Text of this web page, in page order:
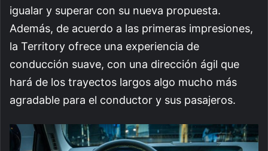
igualar y superar con su nueva propuesta.
Además, de acuerdo a las primeras impresiones,
la Territory ofrece una experiencia de
conducción suave, con una dirección ágil que
hará de los trayectos largos algo mucho más
agradable para el conductor y sus pasajeros.